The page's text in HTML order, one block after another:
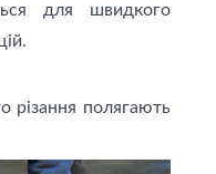
для швидкого
різання полягають